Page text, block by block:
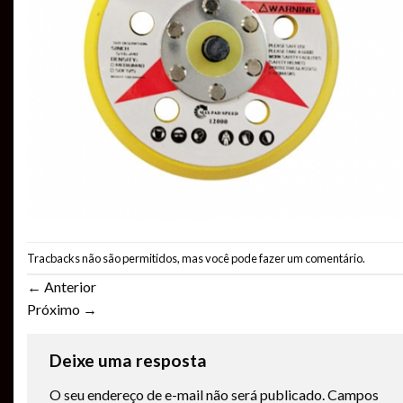
Tracbacks não são permitidos, mas você podefazer um comentário.
← Anterior
Próximo →
Deixe uma resposta
O seu endereço de e-mail não será publicado.Campos